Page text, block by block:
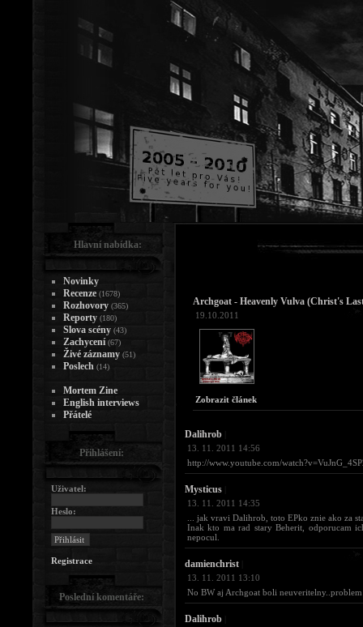
Archgoat - Heavenly Vulva (Christ's
19.10.2011
Zobrazit článek
Dalihrob
13. 11. 2011 14:56
http://www.youtube.com/
Mysticus
13. 11. 2011 14:35
... jak vravi Dalihrob, toto EPko znie ako za
Inak kto ma rad stary Beherit, odporucam
nepocul.
damienchrist
13. 11. 2011 13:10
No BW aj Archgoat boli
Dalihrob
Hlavní nabídka:
Novinky
Recenze (1678)
Rozhovory (365)
Reporty (180)
Slova scény (43)
Zachycení (67)
Živé záznamy (51)
Poslech (14)
Mortem Zine
English interviews
Přátelé
Přihlášení:
Uživatel:
Heslo:
Registrace
Poslední komentáře: